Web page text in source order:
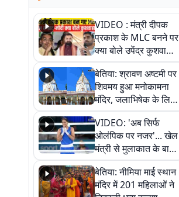
VIDEO : मंत्री दीपक
प्रकाश के MLC बनने पर
क्या बोले उपेंद्र कुशवाहा,
सुनिए
बेतिया: श्रावण अष्टमी पर
शिवमय हुआ मनोकामना
मंदिर, जलाभिषेक के लिए
लगी लंबी कतारें
VIDEO: 'अब सिर्फ
ओलंपिक पर नजर'... खेल
मंत्री से मुलाकात के बाद
जैसमीन लंबोरिया का बड़ा
बयान
बेतिया: नीमिया माई स्थान
मंदिर में 201 महिलाओं ने